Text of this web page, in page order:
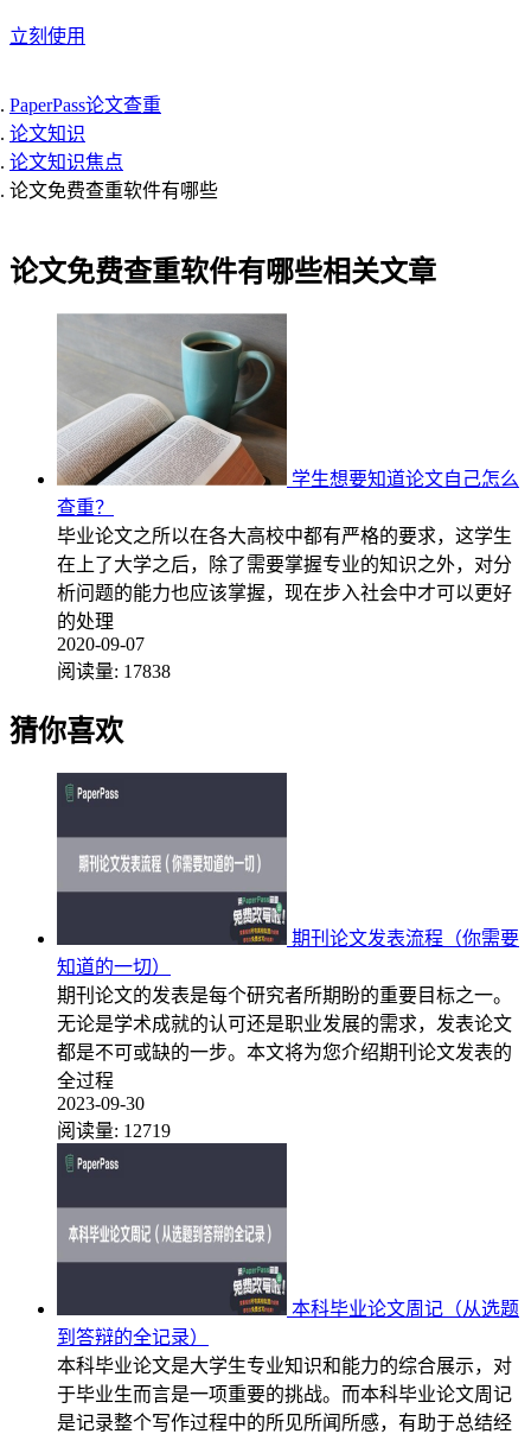
立刻使用
PaperPass论文查重
论文知识
论文知识焦点
论文免费查重软件有哪些
论文免费查重软件有哪些相关文章
学生想要知道论文自己怎么
查重？
毕业论文之所以在各大高校中都有严格的要求，这学生
在上了大学之后，除了需要掌握专业的知识之外，对分
析问题的能力也应该掌握，现在步入社会中才可以更好
的处理
2020-09-07
阅读量: 17838
猜你喜欢
期刊论文发表流程（你需要
知道的一切）
期刊论文的发表是每个研究者所期盼的重要目标之一。
无论是学术成就的认可还是职业发展的需求，发表论文
都是不可或缺的一步。本文将为您介绍期刊论文发表的
全过程
2023-09-30
阅读量: 12719
本科毕业论文周记（从选题
到答辩的全记录）
本科毕业论文是大学生专业知识和能力的综合展示，对
于毕业生而言是一项重要的挑战。而本科毕业论文周记
是记录整个写作过程中的所见所闻所感，有助于总结经